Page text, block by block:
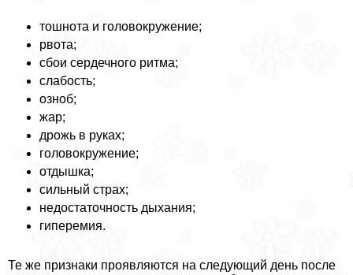
тошнота и головокружение;
рвота;
сбои сердечного ритма;
слабость;
озноб;
жар;
дрожь в руках;
головокружение;
отдышка;
сильный страх;
недостаточность дыхания;
гиперемия.
Те же признаки проявляются на следующий день после